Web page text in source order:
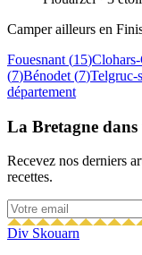
Camper ailleurs en
Fouesnant (15)
(7)Bénodet (7)Telgruc-
département
La Bretagne
Recevez nos derniers
recettes.
Div Skouarn